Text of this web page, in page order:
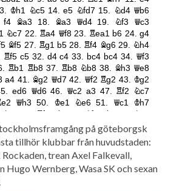
på göteborgsk
tillhör klubbar från huvudstaden:
Rockaden, trean Axel Falkevall,
Hugo Wernberg, Wasa SK och sexan